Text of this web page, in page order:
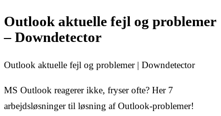
Outlook aktuelle fejl og problemer
– Downdetector
Outlook aktuelle fejl og problemer | Downdetector
MS Outlook reagerer ikke, fryser ofte? Her 7
arbejdsløsninger til løsning af Outlook-problemer!